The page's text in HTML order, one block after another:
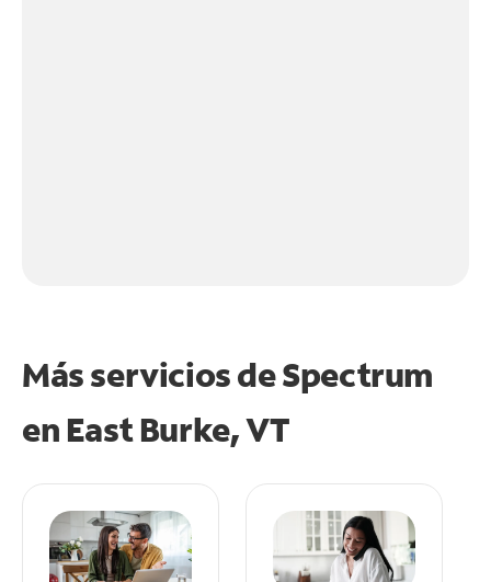
Más servicios de Spectrum
en East Burke, VT